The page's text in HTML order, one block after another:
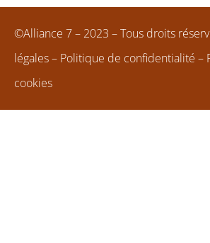
©Alliance 7 – 2023 – Tous droits
légales– Politique de confidentialité –
cookies